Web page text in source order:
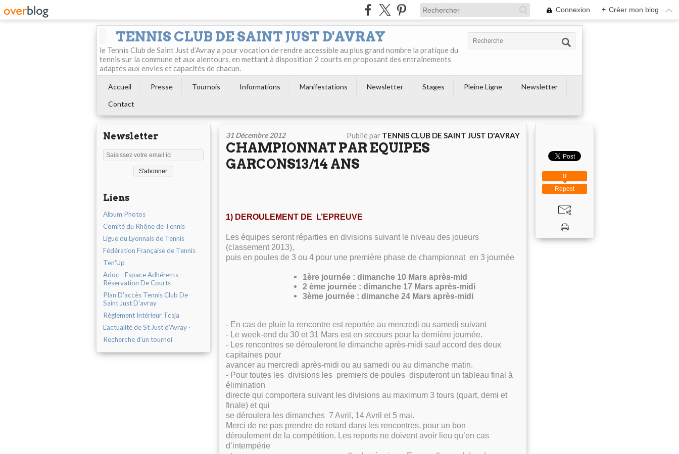
Connexion + Créer mon blog
TENNIS CLUB DE SAINT JUST D'AVRAY
le Tennis Club de Saint Just d’Avray a pour vocation de rendre accessible au plus grand nombre la pratique du
tennis sur la commune et aux alentours, en mettant à disposition 2 courts en proposant des entraînements
adaptés aux envies et capacités de chacun.
Accueil Presse Tournois Informations Manifestations Newsletter Stages Pleine Ligne
Newsletter
Contact
Newsletter
Liens
Album Photos
Comité du Rhône de Tennis
Ligue du Lyonnais de Tennis
Fédération Française de Tennis
Ten'Up
Adoc - Espace Adhérents -
Réservation De Courts
Plan D'accès Tennis Club De
Saint Just D'avray
Règlement Intérieur Tcsja
L'actualité de St Just d'Avray ·
Recherche d'un tournoi
31 Décembre 2012 Publié par TENNIS CLUB DE SAINT JUST D'AVRAY
CHAMPIONNAT PAR EQUIPES
GARCONS13/14 ANS
1) DEROULEMENT DE L’EPREUVE
Les équipes seront réparties en divisions suivant le niveau des joueurs
(classement 2013),
puis en poules de 3 ou 4 pour une première phase de championnat en 3 journée
1ère journée : dimanche 10 Mars après-mid
2 ème journée : dimanche 17 Mars après-midi
3ème journée : dimanche 24 Mars après-midi
- En cas de pluie la rencontre est reportée au mercredi ou samedi suivant
- Le week-end du 30 et 31 Mars est en secours pour la dernière journée.
- Les rencontres se dérouleront le dimanche après-midi sauf accord des deux
capitaines pour
avancer au mercredi après-midi ou au samedi ou au dimanche matin.
- Pour toutes les divisions les premiers de poules disputeront un tableau final à
élimination
directe qui comportera suivant les divisions au maximum 3 tours (quart, demi et
finale) et qui
se déroulera les dimanches 7 Avril, 14 Avril et 5 mai.
Merci de ne pas prendre de retard dans les rencontres, pour un bon
déroulement de la compétition. Les reports ne doivent avoir lieu qu’en cas
d’intempérie
Repost
0